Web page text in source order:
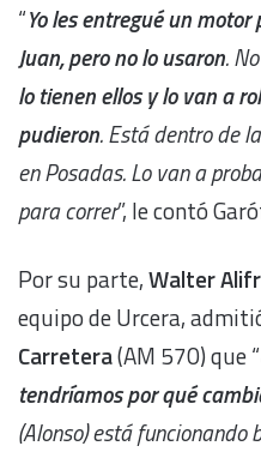
“Yo les entregué un
Juan, pero no lo usaron.
lo tienen ellos y lo van a
pudieron. Está dentro de
en Posadas. Lo van a
para correr”, le contó
Por su parte,Walter
equipo de Urcera,
Carretera(AM 570) que “
tendríamos por qué
(Alonso) está funcionando